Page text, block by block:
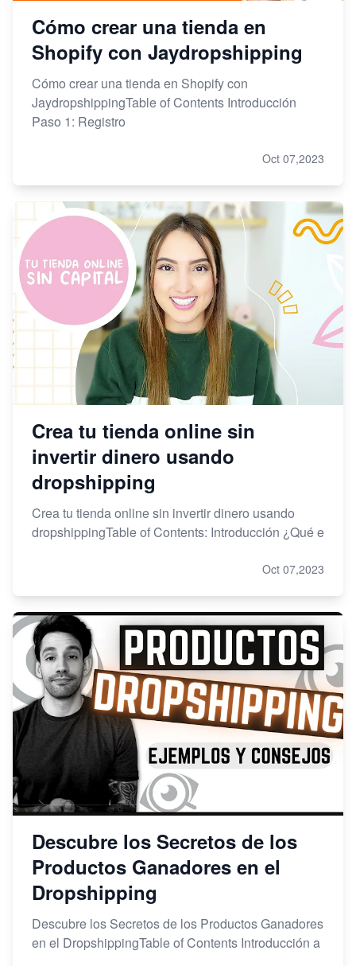
Cómo crear una tienda en
Shopify con Jaydropshipping
Cómo crear una tienda en Shopify con
JaydropshippingTable of Contents Introducción
Paso 1: Registro
Oct 07,2023
Crea tu tienda online sin
invertir dinero usando
dropshipping
Crea tu tienda online sin invertir dinero usando
dropshippingTable of Contents: Introducción ¿Qué e
Oct 07,2023
Descubre los Secretos de los
Productos Ganadores en el
Dropshipping
Descubre los Secretos de los Productos Ganadores
en el DropshippingTable of Contents Introducción a